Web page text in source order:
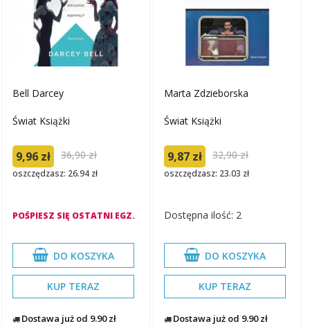
Bell Darcey
Świat Książki
9,96 zł 36,90 zł
oszczędzasz: 26.94 zł
POŚPIESZ SIĘ OSTATNI EGZ.
DO KOSZYKA
KUP TERAZ
Dostawa już od 9.90 zł
Marta Zdzieborska
Świat Książki
9,87 zł 32,90 zł
oszczędzasz: 23.03 zł
Dostępna ilość: 2
DO KOSZYKA
KUP TERAZ
Dostawa już od 9.90 zł